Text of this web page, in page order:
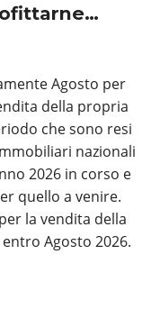
Agosto per
della propria
che sono resi
nazionali
2026 in corso e
quello a venire.
la vendita della
Agosto 2026.